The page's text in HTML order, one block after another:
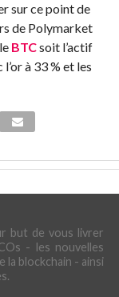
sur ce point de
de Polymarket
BTCsoit l’actif
à 33 % et les
but de vous livrer
- les nouvelles
blockchain - ainsi